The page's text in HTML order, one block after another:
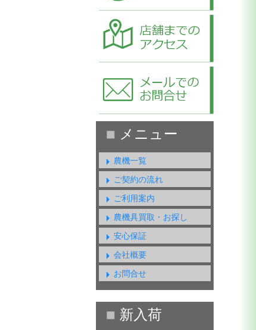
農機一覧
ご契約の流れ
ご利用案内
農機具買取・お探し
安心保証
会社概要
お問合せ